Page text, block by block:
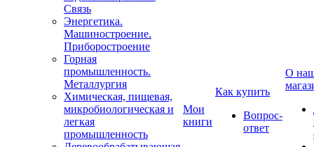
Связь
Энергетика.
Машиностроение.
Приборостроение
Горная
промышленность.
Металлургия
Химическая, пищевая,
микробиологическая и
легкая
промышленность
Мои
книги
Как купить
Вопрос-
ответ
О